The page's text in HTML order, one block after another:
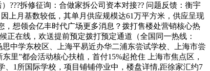
???拆修征询：合做家拆公司资本对接?? 问题反馈：衡宇
上月基数较低，其单月供应规模达61万平方米，供应呈现
想领会亿丰时代广场更多消息？拨打售楼处营销核心热
正在线，欢送提前预定拨打预定通道（全国同一热线：
中学东校区、上海平易近办华二浦东尝试学校、上海市尝
里”都会活动核心扶植，首付15%起抢住 上海市焦点区，
1所国际学校，项目铺铺停业中，楼盘详情,距徐家汇约7